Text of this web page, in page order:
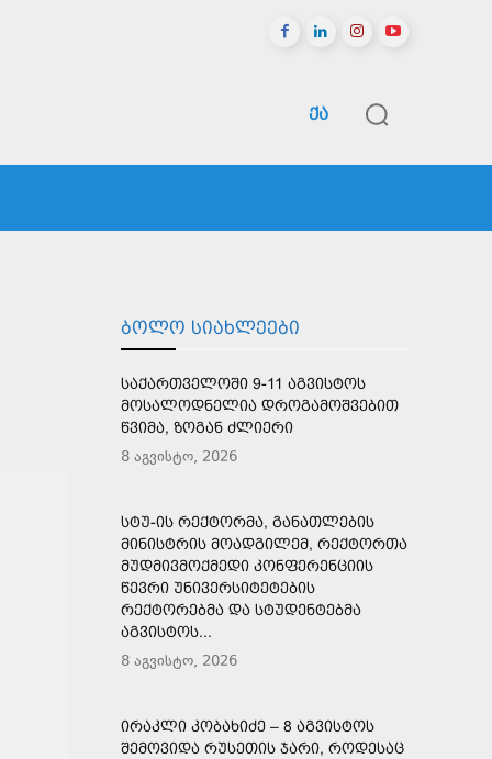
ᲥᲐ
ᲑᲝᲚᲝ ᲡᲘᲐᲮᲚᲔᲔᲑᲘ
ᲡᲐᲥᲐᲠᲗᲕᲔᲚᲝᲨᲘ 9-11 ᲐᲒᲕᲘᲡᲢᲝᲡ
ᲛᲝᲡᲐᲚᲝᲓᲜᲔᲚᲘᲐ ᲓᲠᲝᲒᲐᲛᲝᲨᲕᲔᲑᲘᲗ
ᲬᲕᲘᲛᲐ, ᲖᲝᲒᲐᲜ ᲫᲚᲘᲔᲠᲘ
8 აგვისტო, 2026
ᲡᲢᲣ-ᲘᲡ ᲠᲔᲥᲢᲝᲠᲛᲐ, ᲒᲐᲜᲐᲗᲚᲔᲑᲘᲡ
ᲛᲘᲜᲘᲡᲢᲠᲘᲡ ᲛᲝᲐᲓᲒᲘᲚᲔᲛ, ᲠᲔᲥᲢᲝᲠᲗᲐ
ᲛᲣᲓᲛᲘᲕᲛᲝᲥᲛᲔᲓᲘ ᲙᲝᲜᲤᲔᲠᲔᲜᲪᲘᲘᲡ
ᲬᲔᲕᲠᲘ ᲣᲜᲘᲕᲔᲠᲡᲘᲢᲔᲢᲔᲑᲘᲡ
ᲠᲔᲥᲢᲝᲠᲔᲑᲛᲐ ᲓᲐ ᲡᲢᲣᲓᲔᲜᲢᲔᲑᲛᲐ
ᲐᲒᲕᲘᲡᲢᲝᲡ...
8 აგვისტო, 2026
ᲘᲠᲐᲙᲚᲘ ᲙᲝᲑᲐᲮᲘᲫᲔ – 8 ᲐᲒᲕᲘᲡᲢᲝᲡ
ᲨᲔᲛᲝᲕᲘᲓᲐ ᲠᲣᲡᲔᲗᲘᲡ ᲯᲐᲠᲘ, ᲠᲝᲓᲔᲡᲐᲪ